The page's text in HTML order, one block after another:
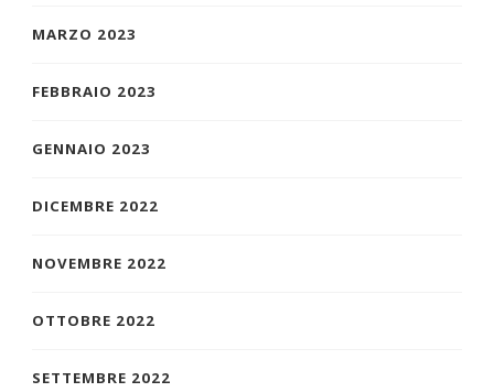
MARZO 2023
FEBBRAIO 2023
GENNAIO 2023
DICEMBRE 2022
NOVEMBRE 2022
OTTOBRE 2022
SETTEMBRE 2022